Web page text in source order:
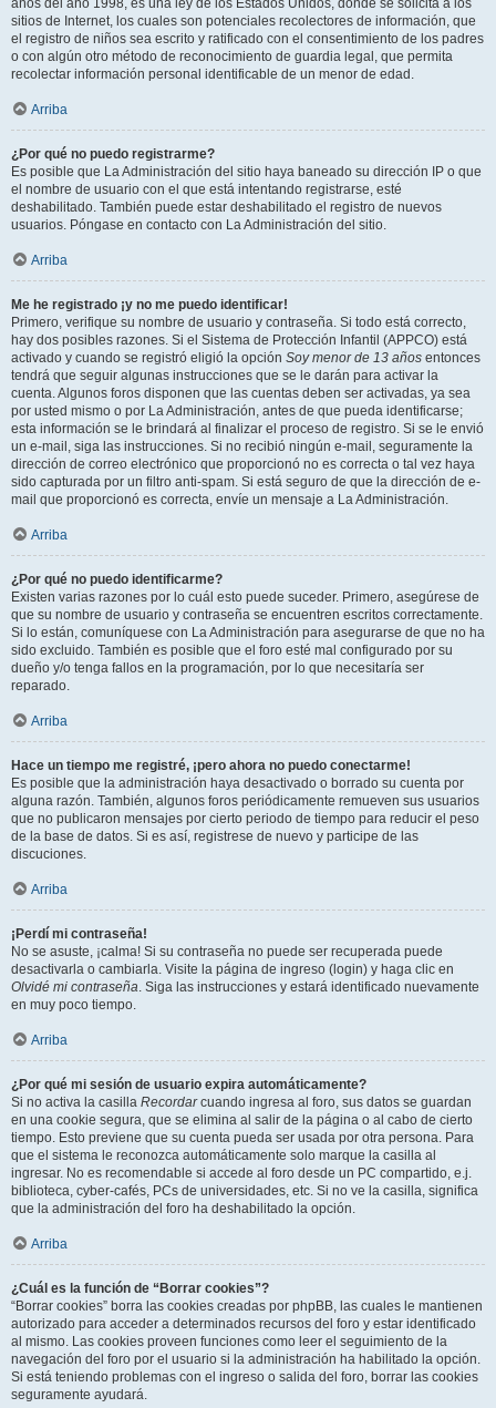
años del año 1998, es una ley de los Estados Unidos, donde se solicita a los
sitios de Internet, los cuales son potenciales recolectores de información, que
el registro de niños sea escrito y ratificado con el consentimiento de los padres
o con algún otro método de reconocimiento de guardia legal, que permita
recolectar información personal identificable de un menor de edad.
Arriba
¿Por qué no puedo registrarme?
Es posible que La Administración del sitio haya baneado su dirección IP o que
el nombre de usuario con el que está intentando registrarse, esté
deshabilitado. También puede estar deshabilitado el registro de nuevos
usuarios. Póngase en contacto con La Administración del sitio.
Arriba
Me he registrado ¡y no me puedo identificar!
Primero, verifique su nombre de usuario y contraseña. Si todo está correcto,
hay dos posibles razones. Si el Sistema de Protección Infantil (APPCO) está
activado y cuando se registró eligió la opción Soy menor de 13 años entonces
tendrá que seguir algunas instrucciones que se le darán para activar la
cuenta. Algunos foros disponen que las cuentas deben ser activadas, ya sea
por usted mismo o por La Administración, antes de que pueda identificarse;
esta información se le brindará al finalizar el proceso de registro. Si se le envió
un e-mail, siga las instrucciones. Si no recibió ningún e-mail, seguramente la
dirección de correo electrónico que proporcionó no es correcta o tal vez haya
sido capturada por un filtro anti-spam. Si está seguro de que la dirección de e-
mail que proporcionó es correcta, envíe un mensaje a La Administración.
Arriba
¿Por qué no puedo identificarme?
Existen varias razones por lo cuál esto puede suceder. Primero, asegúrese de
que su nombre de usuario y contraseña se encuentren escritos correctamente.
Si lo están, comuníquese con La Administración para asegurarse de que no ha
sido excluido. También es posible que el foro esté mal configurado por su
dueño y/o tenga fallos en la programación, por lo que necesitaría ser
reparado.
Arriba
Hace un tiempo me registré, ¡pero ahora no puedo conectarme!
Es posible que la administración haya desactivado o borrado su cuenta por
alguna razón. También, algunos foros periódicamente remueven sus usuarios
que no publicaron mensajes por cierto periodo de tiempo para reducir el peso
de la base de datos. Si es así, registrese de nuevo y participe de las
discuciones.
Arriba
¡Perdí mi contraseña!
No se asuste, ¡calma! Si su contraseña no puede ser recuperada puede
desactivarla o cambiarla. Visite la página de ingreso (login) y haga clic en
Olvidé mi contraseña. Siga las instrucciones y estará identificado nuevamente
en muy poco tiempo.
Arriba
¿Por qué mi sesión de usuario expira automáticamente?
Si no activa la casilla Recordarcuando ingresa al foro, sus datos se guardan
en una cookie segura, que se elimina al salir de la página o al cabo de cierto
tiempo. Esto previene que su cuenta pueda ser usada por otra persona. Para
que el sistema le reconozca automáticamente solo marque la casilla al
ingresar. No es recomendable si accede al foro desde un PC compartido, e.j.
biblioteca, cyber-cafés, PCs de universidades, etc. Si no ve la casilla, significa
que la administración del foro ha deshabilitado la opción.
Arriba
¿Cuál es la función de “Borrar cookies”?
“Borrar cookies” borra las cookies creadas por phpBB, las cuales le mantienen
autorizado para acceder a determinados recursos del foro y estar identificado
al mismo. Las cookies proveen funciones como leer el seguimiento de la
navegación del foro por el usuario si la administración ha habilitado la opción.
Si está teniendo problemas con el ingreso o salida del foro, borrar las cookies
seguramente ayudará.